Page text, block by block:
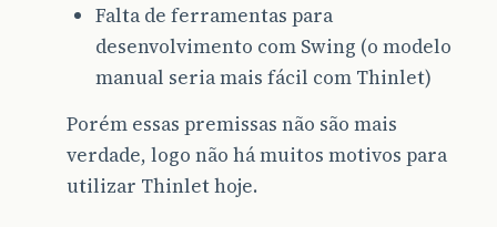
Falta de ferramentas para
desenvolvimento com Swing (o modelo
manual seria mais fácil com Thinlet)
Porém essas premissas não são mais
verdade, logo não há muitos motivos para
utilizar Thinlet hoje.